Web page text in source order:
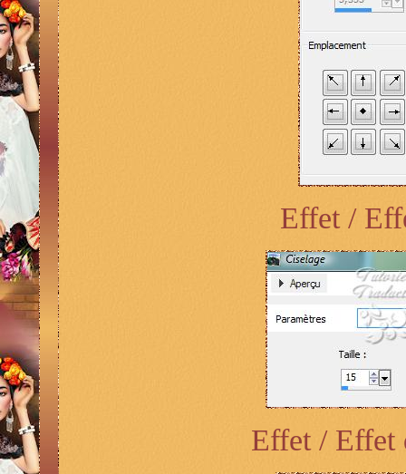
Effet /
Effet / Effet